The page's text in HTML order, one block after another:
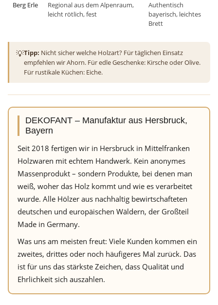
Berg Erle
Regional aus dem Alpenraum,
leicht rötlich, fest
Authentisch
bayerisch, leichtes
Brett
💡Tipp: Nicht sicher welche Holzart? Für täglichen Einsatz
empfehlen wir Ahorn. Für edle Geschenke: Kirsche oder Olive.
Für rustikale Küchen: Eiche.
DEKOFANT – Manufaktur aus Hersbruck,
Bayern
Seit 2018 fertigen wir in Hersbruck in Mittelfranken
Holzwaren mit echtem Handwerk. Kein anonymes
Massenprodukt – sondern Produkte, bei denen man
weiß, woher das Holz kommt und wie es verarbeitet
wurde. Alle Hölzer aus nachhaltig bewirtschafteten
deutschen und europäischen Wäldern, der Großteil
Made in Germany.
Was uns am meisten freut: Viele Kunden kommen ein
zweites, drittes oder noch häufigeres Mal zurück. Das
ist für uns das stärkste Zeichen, dass Qualität und
Ehrlichkeit sich auszahlen.